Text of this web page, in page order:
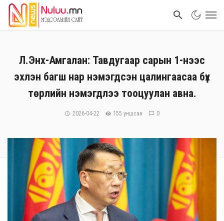
Л.Энх-Амгалан: Тавдугаар сарын 1-нээс
эхлэн багш нар нэмэгдсэн цалингаасаа бүх
төрлийн нэмэгдлээ тооцуулан авна.
2026-04-22 155 уншсан 0